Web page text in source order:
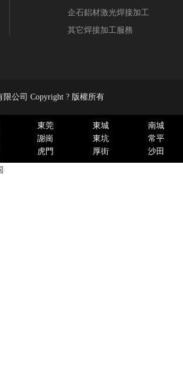
企石鋁材激光焊接加工
其它焊接加工服務
公司 Copyright ? 版權所有
東莞 東城
南城
謝崗 東坑
常平
虎門 厚街 沙田